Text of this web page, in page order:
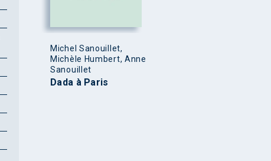
Michel Sanouillet,
Michèle Humbert, Anne
Sanouillet
Dada à Paris